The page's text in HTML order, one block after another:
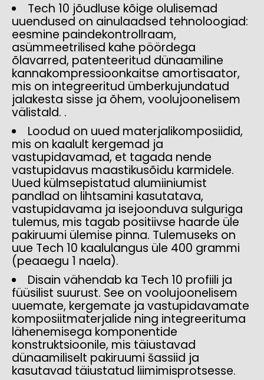
Tech 10 jõudluse kõige olulisemad
uuendused on ainulaadsed tehnoloogiad:
eesmine paindekontrollraam,
asümmeetrilised kahe pöördega
õlavarred, patenteeritud dünaamiline
kannakompressioonkaitse amortisaator,
mis on integreeritud ümberkujundatud
jalakesta sisse ja õhem, voolujoonelisem
välistald. .
Loodud on uued materjalikomposiidid,
mis on kaalult kergemad ja
vastupidavamad, et tagada nende
vastupidavus maastikusõidu karmidele.
Uued külmsepistatud alumiiniumist
pandlad on lihtsamini kasutatava,
vastupidavama ja isejoonduva sulguriga
tulemus, mis tagab positiivse haarde üle
pakiruumi ülemise pinna. Tulemuseks on
uue Tech 10 kaalulangus üle 400 grammi
(peaaegu 1 naela).
Disain vähendab ka Tech 10 profiili ja
füüsilist suurust. See on voolujoonelisem
uuemate, kergemate ja vastupidavamate
komposiitmaterjalide ning integreerituma
lähenemisega komponentide
konstruktsioonile, mis täiustavad
dünaamiliselt pakiruumi šassiid ja
kasutavad täiustatud liimimisprotsesse.